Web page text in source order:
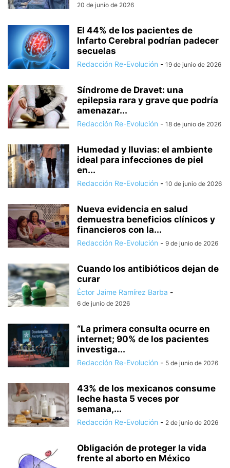
20 de junio de 2026
El 44% de los pacientes de
Infarto Cerebral podrían padecer
secuelas
Redacción Re-Evolución - 19 de junio de 2026
Síndrome de Dravet: una
epilepsia rara y grave que podría
amenazar...
Redacción Re-Evolución - 18 de junio de 2026
Humedad y lluvias: el ambiente
ideal para infecciones de piel
en...
Redacción Re-Evolución - 10 de junio de 2026
Nueva evidencia en salud
demuestra beneficios clínicos y
financieros con la...
Redacción Re-Evolución - 9 de junio de 2026
Cuando los antibióticos dejan de
curar
Éctor Jaime Ramírez Barba -
6 de junio de 2026
“La primera consulta ocurre en
internet; 90% de los pacientes
investiga...
Redacción Re-Evolución - 5 de junio de 2026
43% de los mexicanos consume
leche hasta 5 veces por
semana,...
Redacción Re-Evolución - 2 de junio de 2026
Obligación de proteger la vida
frente al aborto en México